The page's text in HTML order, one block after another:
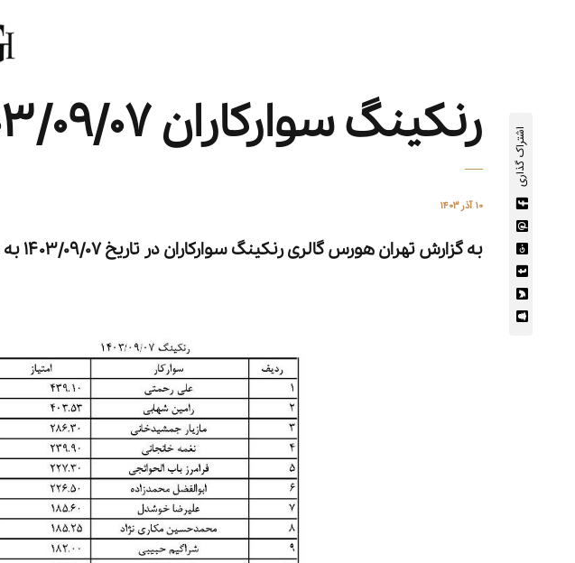
رنکینگ سوارکاران 1403/09/07
اشتراک گذاری
۱۰ آذر ۱۴۰۳
به گزارشتهران هورس گالریرنکینگ سوارکاراندر تاریخ 1403/09/07 به شرح زیر اعلام شد.